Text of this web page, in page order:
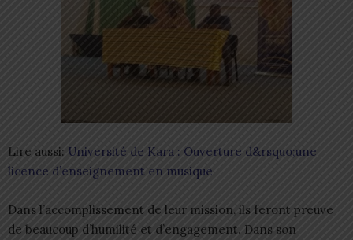
Lire aussi: Université de Kara : Ouverture d&rsquo;une
licence d’enseignement en musique
Dans l’accomplissement de leur mission, ils feront preuve
de beaucoup d’humilité et d’engagement. Dans son